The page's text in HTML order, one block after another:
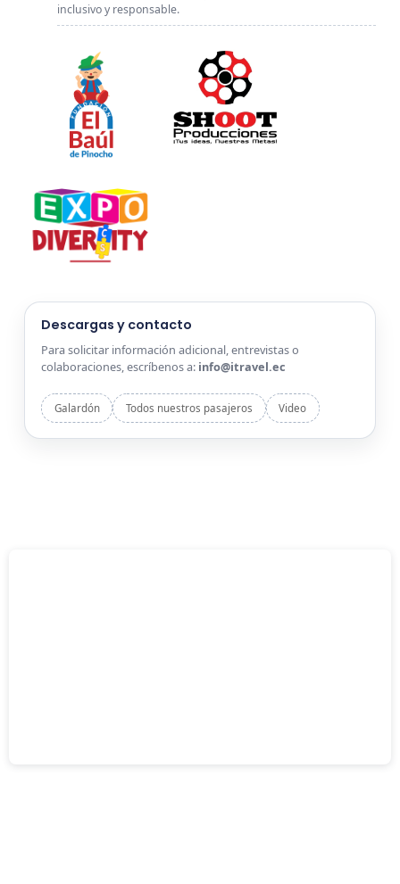
inclusivo y responsable.
Descargas y contacto
Para solicitar información adicional, entrevistas o
colaboraciones, escríbenos a: info@itravel.ec
Galardón Todos nuestros pasajeros Video